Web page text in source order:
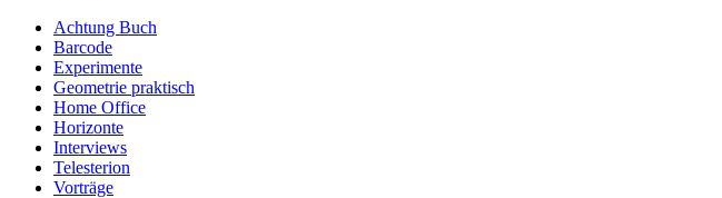
Achtung Buch
Barcode
Experimente
Geometrie praktisch
Home Office
Horizonte
Interviews
Telesterion
Vorträge